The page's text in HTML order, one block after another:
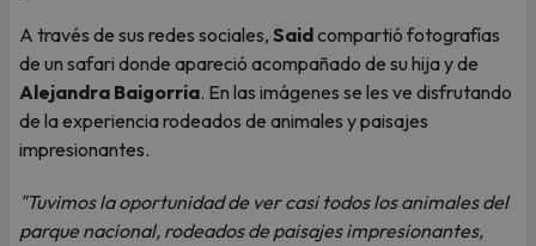
A través de sus redes sociales, Saidcompartió fotografías
de un safari donde apareció acompañado de su hija y de
Alejandra Baigorria. En las imágenes se les ve disfrutando
de la experiencia rodeados de animales y paisajes
impresionantes.
"Tuvimos la oportunidad de ver casi todos los animales del
parque nacional, rodeados de paisajes impresionantes,